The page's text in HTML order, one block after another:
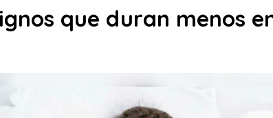
que duran menos